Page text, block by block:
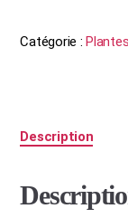
Catégorie :
Description